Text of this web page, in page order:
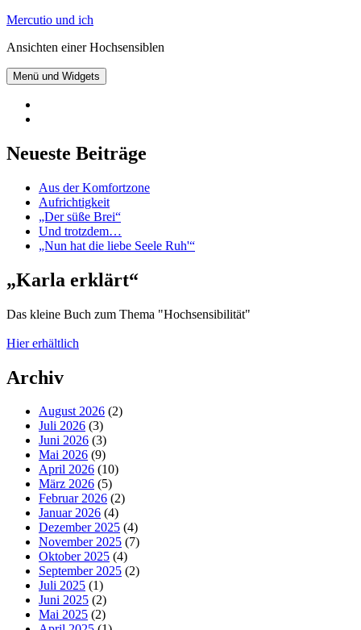
Zum
springen
Mercutio und ich
Ansichten einer Hochsensiblen
Menü und Widgets
Neueste Beiträge
Aus der Komfortzone
Aufrichtigkeit
„Der süße Brei“
Und trotzdem…
„Nun hat die liebe Seele Ruh'“
„Karla erklärt“
Das kleine Buch zum Thema "Hochsensibilität"
Hier erhältlich
Archiv
August 2026 (2)
Juli 2026 (3)
Juni 2026 (3)
Mai 2026 (9)
April 2026 (10)
März 2026 (5)
Februar 2026 (2)
Januar 2026 (4)
Dezember 2025 (4)
November 2025 (7)
Oktober 2025 (4)
September 2025 (2)
Juli 2025 (1)
Juni 2025 (2)
Mai 2025 (2)